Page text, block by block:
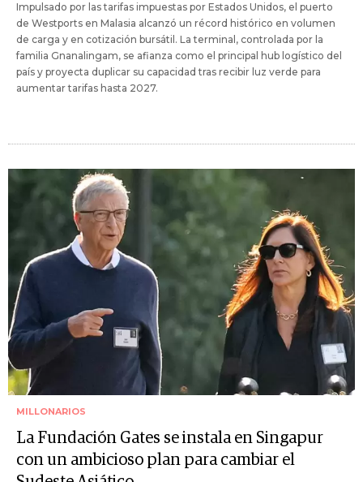
Impulsado por las tarifas impuestas por Estados Unidos, el puerto
de Westports en Malasia alcanzó un récord histórico en volumen
de carga y en cotización bursátil. La terminal, controlada por la
familia Gnanalingam, se afianza como el principal hub logístico del
país y proyecta duplicar su capacidad tras recibir luz verde para
aumentar tarifas hasta 2027.
MILLONARIOS
La Fundación Gates se instala en Singapur
con un ambicioso plan para cambiar el